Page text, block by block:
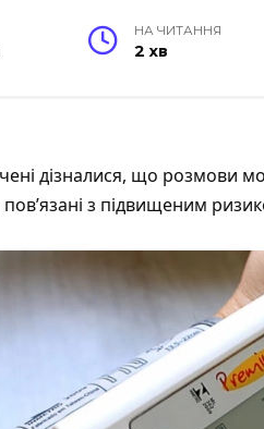
НА ЧИТАННЯ
2 хв
дізналися, що розмови
з підвищеним